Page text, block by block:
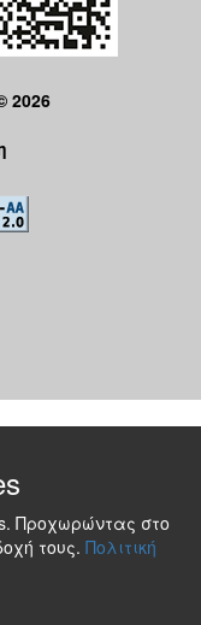
2026
Προχωρώντας στο
τους. Πολιτική